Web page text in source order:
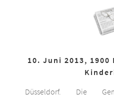
10. Juni 2013,
Düsseldorf. Die